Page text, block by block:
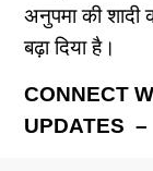
अनुपमा की
बढ़ा दिया है।
CONNECT
UPDATES –